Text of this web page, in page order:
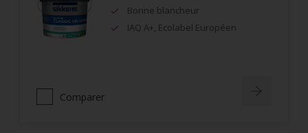
Bonne blancheur
IAQ A+, Ecolabel Européen
Comparer